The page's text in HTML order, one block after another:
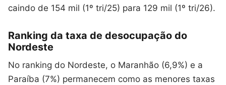
caindo de 154 mil (1º tri/25) para 129 mil (1º tri/26).
Ranking da taxa de desocupação do
Nordeste
No ranking do Nordeste, o Maranhão (6,9%) e a
Paraíba (7%) permanecem como as menores taxas